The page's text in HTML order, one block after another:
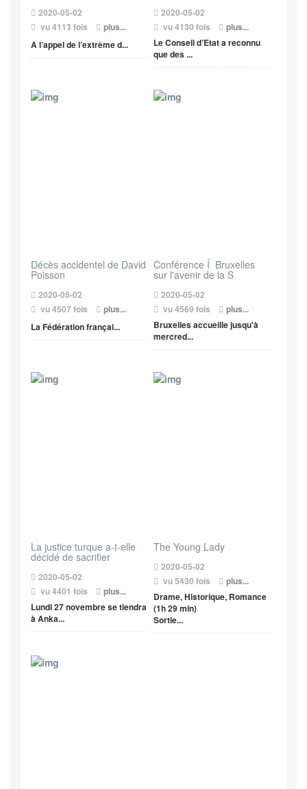
2020-05-02
vu 4113 fois
plus...
A l’appel de l’extrême d...
2020-05-02
vu 4130 fois
plus...
Le Conseil d’Etat a reconnu
que des ...
Décès accidentel de David
Poisson
2020-05-02
vu 4507 fois
plus...
La Fédération françai...
Conférence Í Bruxelles
sur l'avenir de la S
2020-05-02
vu 4569 fois
plus...
Bruxelles accueille jusqu'à
mercred...
La justice turque a-t-elle
décidé de sacrifier
2020-05-02
vu 4401 fois
plus...
Lundi 27 novembre se tiendra
à Anka...
The Young Lady
2020-05-02
vu 5430 fois
plus...
Drame, Historique, Romance
(1h 29 min)
Sortie...